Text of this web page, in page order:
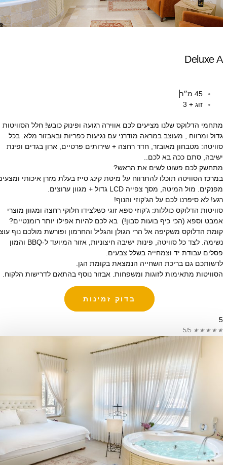
Deluxe A
45 מ״ר
זוג + 3
מתחמי הדלוקס שלנו מציעים לכם אווירה רגועה ופינוק כובש! חלל הסוויטות
גדול ומרווח , מעוצב במראה מודרני עם נגיעות כפריות ובאבזור מלא. בכל
סוויטה: מטבחון מאובזר, חדר רחצה + שירותים פרטיים, ארון בגדים ופינת
ישיבה, סתם ככה בא לכם..
מתחשק לכם פשוט לשים את הראש?
במרכז הסוויטה תוכלו להתרווח על מיטת קינג סייז בעלת מזרן איכותי ומצעים
מפנקים. מול המיטה, מסך צפייה LCD גדול + מגוון ערוצים.
רגע! לא סיפרנו לכם על הג'קוזי והנוף!
סוויטות הדלוקס כוללות: ג'קוזי ספא זוגי כשלצידו חלוקי רחצה ומגוון מוצרי
אמבט וספא (הכי כיף בועות סבון!) בא לכם להיות אפילו יותר רומנטיים?
קומת הדלוקס משקיפה אל הרי הגולן והגליל והחרמון ופורשת מולכם נוף עוצר
נשימה. לצד כל סוויטה, פינות ישיבה חיצוניות, אזור המיועד ל-BBQ והמון
פסלים עבודת יד וצמחייה בשלל צבעים.
לרשותכם גם בריכת השחייה הנמצאת בקומת הגן.
הסוויטות מתאימות לזוגות ומשפחות. אבזור נוסף בהתאם לדרישות הלקוח.
בדוק זמינות
★
★
★
★
★
5/5